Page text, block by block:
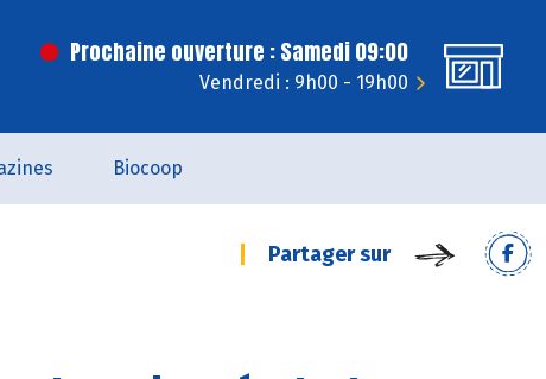
Prochaine ouverture : Samedi 09:00
Vendredi : 9h00 - 19h00
Biocoop
Partager sur